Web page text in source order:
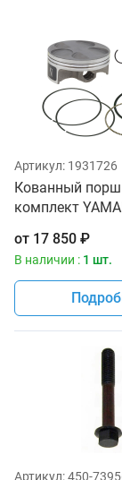
Артикул: 1931726
Кованный
комплект
76.94mm
11633-00-00
00 5XC-11631-
от 17 850 ₽
В наличии : 1 шт.
Артикул:450-